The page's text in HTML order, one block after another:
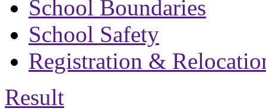
School Boundaries
School Safety
Registration &
Result